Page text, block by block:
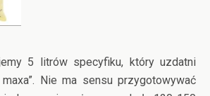
5 litrów specyfiku, który uzdatni
Nie ma sensu przygotowywać